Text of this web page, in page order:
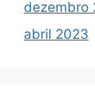
dezembro
abril 2023